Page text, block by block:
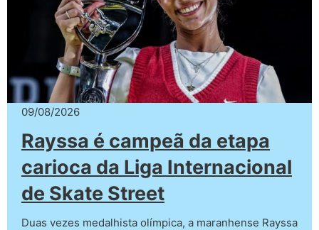
09/08/2026
Rayssa é campeã da etapa
carioca da Liga Internacional
de Skate Street
Duas vezes medalhista olímpica, a maranhense Rayssa